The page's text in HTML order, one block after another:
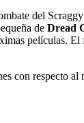
del
de Dread
películas.
con respecto al